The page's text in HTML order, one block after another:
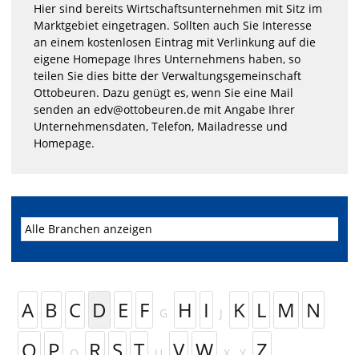
Hier sind bereits Wirtschaftsunternehmen mit Sitz im
Marktgebiet eingetragen. Sollten auch Sie Interesse
an einem kostenlosen Eintrag mit Verlinkung auf die
eigene Homepage Ihres Unternehmens haben, so
teilen Sie dies bitte der Verwaltungsgemeinschaft
Ottobeuren. Dazu genügt es, wenn Sie eine Mail
senden an edv@ottobeuren.de mit Angabe Ihrer
Unternehmensdaten, Telefon, Mailadresse und
Homepage.
A B C D E F G H I J K L M N